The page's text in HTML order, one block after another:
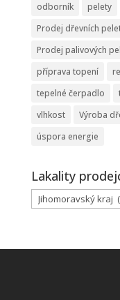
odborník
pelety
Prodej dřevních
Prodej palivových
příprava topení
tepelné čerpadlo
vlhkost
Výroba
úspora energie
Lakality
Lakality
prodejců